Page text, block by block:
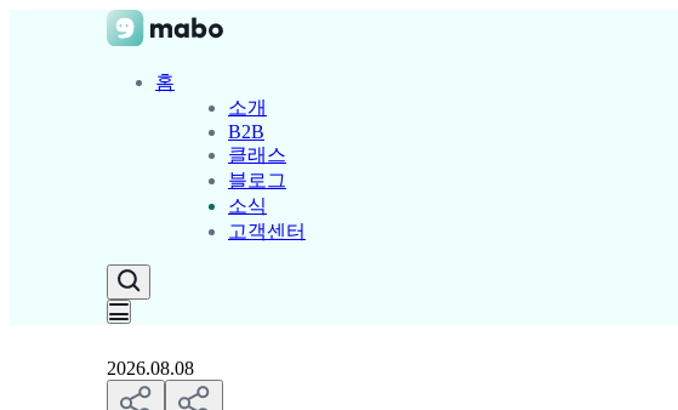
홈
소개
B2B
클래스
블로그
소식
고객센터
2026.08.08